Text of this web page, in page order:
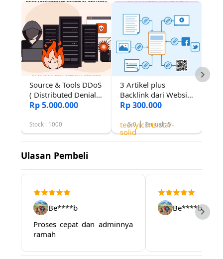
Source & Tools DDoS
( Distributed Denial
of Service )
Rp 5.000.000
Stock : 1000
3 Artikel plus
Backlink dari Website
Aktif Ternama
Rp 300.000
teenyicons:star-
solid
5.0 Terjual : 5
Ulasan Pembeli
Be****b
Proses cepat dan adminnya
ramah
Be****b